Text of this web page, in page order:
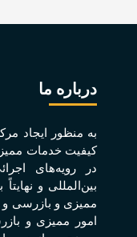
درباره ما
به منظور ايجاد
کيفيت خدمات
در رويه‌های
بين‌المللی و
مميزی و بازرسی و
امور مميزی و